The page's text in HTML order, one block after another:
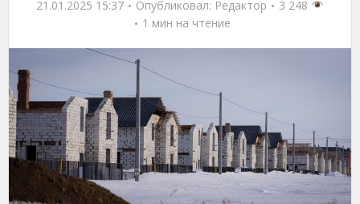
21.01.2025 15:37 Опубликовал: Редактор
3 248
1 мин на чтение